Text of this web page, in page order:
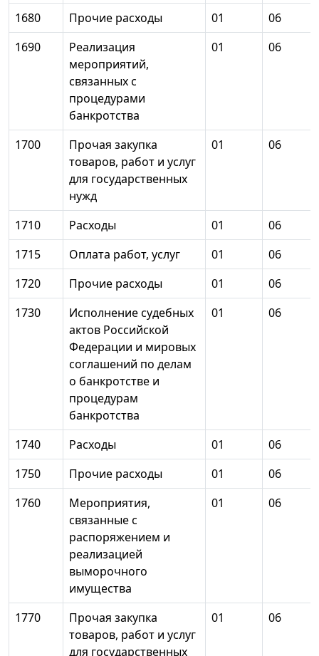
1680
Прочие расходы 01
06
1690
Реализация
мероприятий,
связанных с
процедурами
банкротства
01 06
1700
Прочая закупка
товаров, работ и услуг
для государственных
нужд
01 06
1710 Расходы 01
06
1715
Оплата работ, услуг 01
06
1720
Прочие расходы 01
06
1730
Исполнение судебных
актов Российской
Федерации и мировых
соглашений по делам
о банкротстве и
процедурам
банкротства
01 06
1740 Расходы 01
06
1750
Прочие расходы 01
06
1760
Мероприятия,
связанные с
распоряжением и
реализацией
выморочного
имущества
01 06
1770
Прочая закупка
товаров, работ и услуг
для государственных
01 06